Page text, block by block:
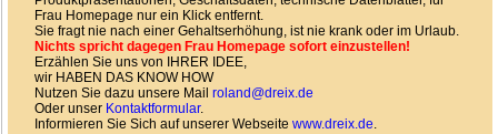
Frau Homepage nur ein Klick entfernt.
Sie fragt nie nach einer Gehaltserhöhung, ist nie krank oder im Urlaub.
Nichts spricht dagegen Frau Homepage sofort einzustellen!
Erzählen Sie uns von IHRER IDEE,
wir HABEN DAS KNOW HOW
Nutzen Sie dazu unsere Mail roland@dreix.de
Oder unser Kontaktformular.
Informieren Sie Sich auf unserer Webseite www.dreix.de.